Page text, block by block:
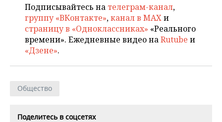
Подписывайтесь на телеграм-канал,
группу «ВКонтакте»,канал в MAXи
страницу в «Одноклассниках» «Реального
времени». Ежедневные видео наRutube и
«Дзене».
Общество
Поделитесь в соцсетях